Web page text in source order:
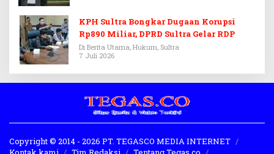
KPH Sultra Bongkar Dugaan Korupsi
Rp890 Miliar, DPRD Sultra Gelar RDP
Di Berita Utama, Hukum, Sultra
7 Juli 2026
Copyright © 2014 - 2026 PT. TEGASCO MEDIA INTERNET